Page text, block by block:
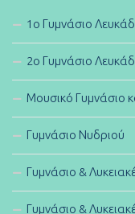
1ο Γυμνάσιο
2ο Γυμνάσιο
Μουσικό Γυμνάσιο
Γυμνάσιο Νυδριού
Γυμνάσιο &
Γυμνάσιο &